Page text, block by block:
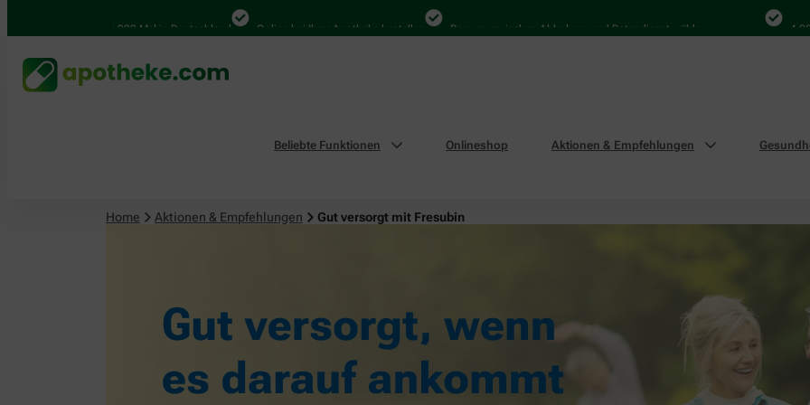
4.000 Mal in Deutschland Online bei Ihrer Apotheke bestellen Bequem zwischen Abholung und Botendienst wählen 4.000 Mal
Beliebte Funktionen Onlineshop Aktionen & Empfehlungen
Home Aktionen & Empfehlungen Gut versorgt mit Fresubin